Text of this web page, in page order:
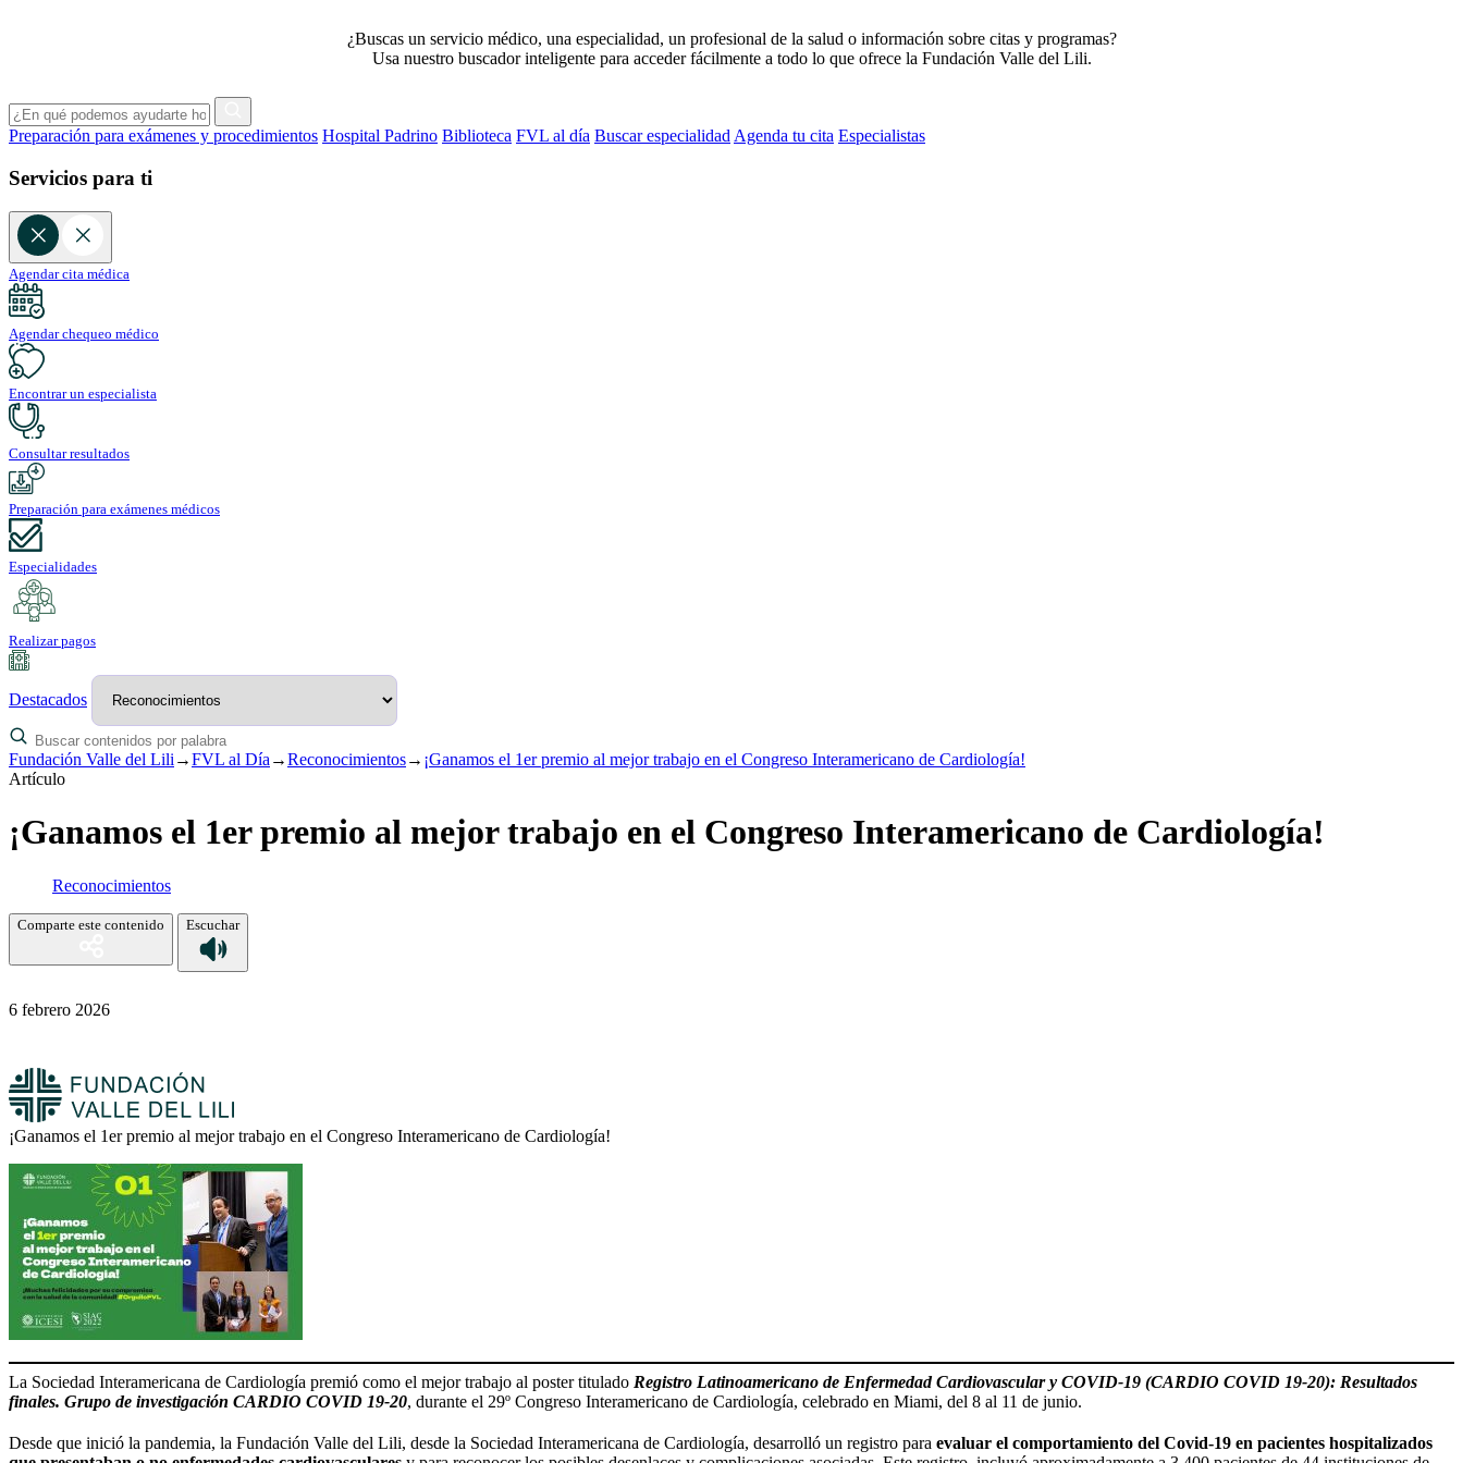
¿Buscas un servicio médico, una especialidad, un profesional de la salud o información sobre citas y programas?
Usa nuestro buscador inteligente para acceder fácilmente a todo lo que ofrece la Fundación Valle del Lili.
Preparación para exámenes y procedimientos Hospital Padrino Biblioteca FVL al día Buscar especialidad Agenda tu cita Especialistas
Servicios para ti
Agendar cita médica
Agendar chequeo médico
Encontrar un especialista
Consultar resultados
Preparación para exámenes médicos
Especialidades
Realizar pagos
Destacados
Fundación Valle del Lili →FVL al Día →Reconocimientos→ ¡Ganamos el 1er premio al mejor trabajo en el Congreso Interamericano de Cardiología!
Artículo
¡Ganamos el 1er premio al mejor trabajo en el Congreso Interamericano de Cardiología!
Reconocimientos
Comparte este contenido Escuchar
6 febrero 2026
¡Ganamos el 1er premio al mejor trabajo en el Congreso Interamericano de Cardiología!
La Sociedad Interamericana de Cardiología premió como el mejor trabajo al poster titulado Registro Latinoamericano de Enfermedad Cardiovascular y COVID-19 (CARDIO COVID 19-20): Resultados
finales. Grupo de investigación CARDIO COVID 19-20, durante el 29º Congreso Interamericano de Cardiología, celebrado en Miami, del 8 al 11 de junio.
Desde que inició la pandemia, la Fundación Valle del Lili, desde la Sociedad Interamericana de Cardiología, desarrolló un registro para evaluar el comportamiento del Covid-19 en pacientes hospitalizados